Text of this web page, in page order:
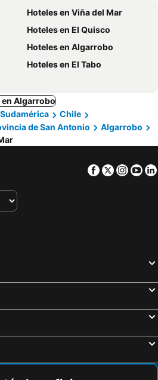
Hoteles en Viña del Mar
Hoteles en El Quisco
Hoteles en Algarrobo
Hoteles en El Tabo
Algarrobo
Chile
de San Antonio
Algarrobo
Facebook
Twitter